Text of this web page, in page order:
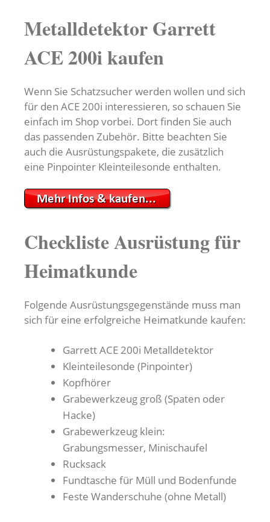
Metalldetektor Garrett
ACE 200i kaufen
Wenn Sie Schatzsucher werden wollen und sich
für den ACE 200i interessieren, so schauen Sie
einfach im Shop vorbei. Dort finden Sie auch
das passenden Zubehör. Bitte beachten Sie
auch die Ausrüstungspakete, die zusätzlich
eine Pinpointer Kleinteilesonde enthalten.
Checkliste Ausrüstung für
Heimatkunde
Folgende Ausrüstungsgegenstände muss man
sich für eine erfolgreiche Heimatkunde kaufen:
Garrett ACE 200i Metalldetektor
Kleinteilesonde (Pinpointer)
Kopfhörer
Grabewerkzeug groß (Spaten oder
Hacke)
Grabewerkzeug klein:
Grabungsmesser, Minischaufel
Rucksack
Fundtasche für Müll und Bodenfunde
Feste Wanderschuhe (ohne Metall)